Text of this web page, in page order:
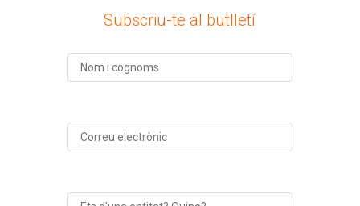
Subscriu-te al butlletí